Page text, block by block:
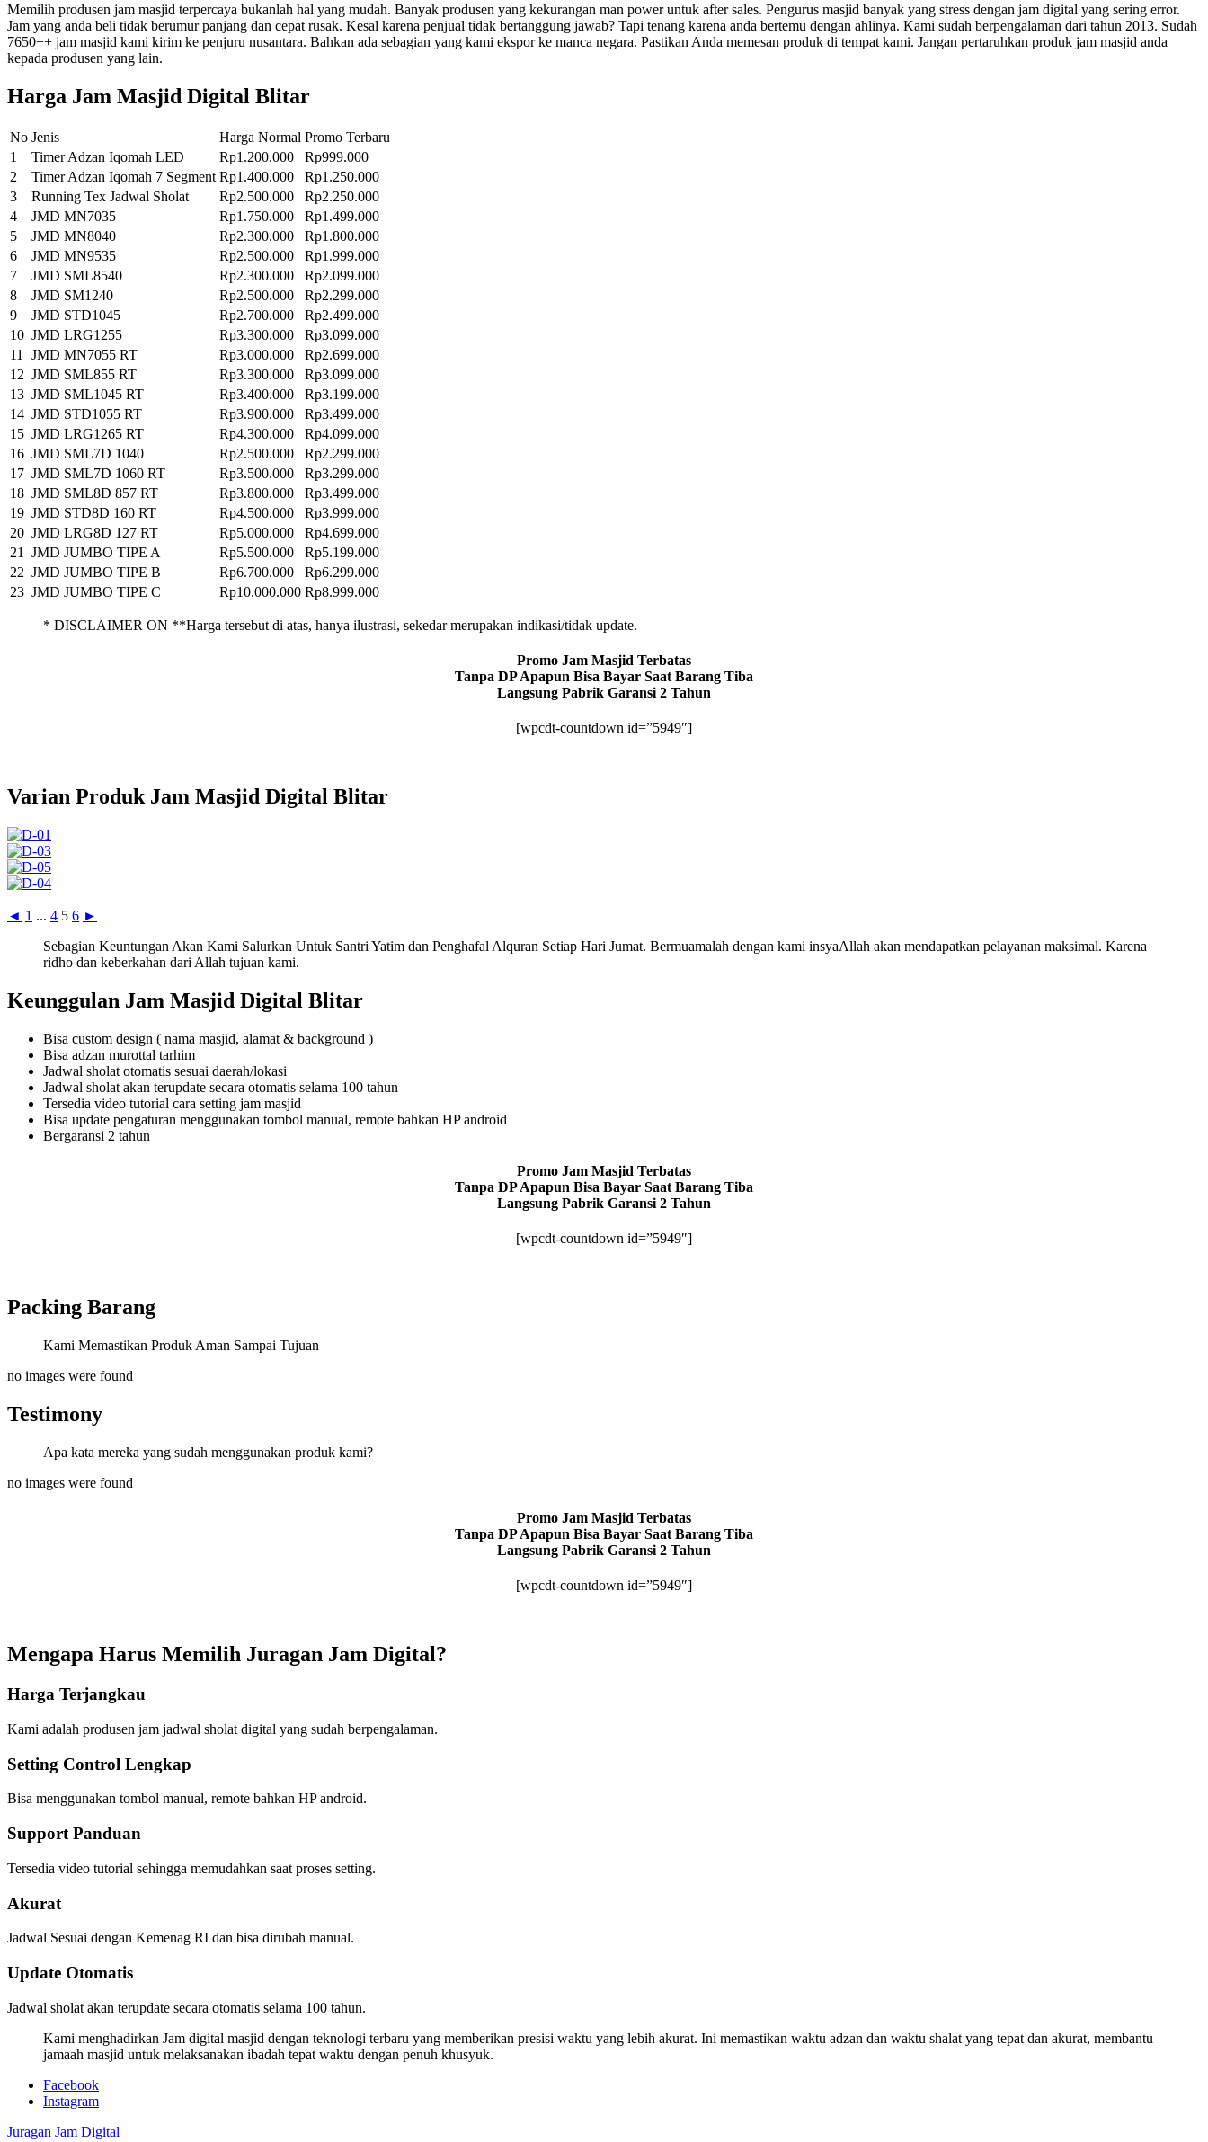
Memilih produsen jam masjid terpercaya bukanlah hal yang mudah. Banyak produsen yang kekurangan man power untuk after sales. Pengurus masjid banyak yang stress dengan jam digital yang sering error.
Jam yang anda beli tidak berumur panjang dan cepat rusak. Kesal karena penjual tidak bertanggung jawab? Tapi tenang karena anda bertemu dengan ahlinya. Kami sudah berpengalaman dari tahun 2013. Sudah
7650++ jam masjid kami kirim ke penjuru nusantara. Bahkan ada sebagian yang kami ekspor ke manca negara. Pastikan Anda memesan produk di tempat kami. Jangan pertaruhkan produk jam masjid anda
kepada produsen yang lain.
Harga Jam Masjid Digital Blitar
No Jenis Harga Normal Promo Terbaru
1
Timer Adzan Iqomah LED Rp1.200.000
Rp999.000
2
Timer Adzan Iqomah 7 Segment Rp1.400.000
Rp1.250.000
3
Running Tex Jadwal Sholat Rp2.500.000
Rp2.250.000
4
JMD MN7035 Rp1.750.000
Rp1.499.000
5
JMD MN8040 Rp2.300.000
Rp1.800.000
6
JMD MN9535 Rp2.500.000
Rp1.999.000
7
JMD SML8540 Rp2.300.000
Rp2.099.000
8
JMD SM1240 Rp2.500.000
Rp2.299.000
9
JMD STD1045 Rp2.700.000
Rp2.499.000
10 JMD LRG1255 Rp3.300.000
Rp3.099.000
11
JMD MN7055 RT Rp3.000.000
Rp2.699.000
12 JMD SML855 RT Rp3.300.000
Rp3.099.000
13 JMD SML1045 RT Rp3.400.000
Rp3.199.000
14 JMD STD1055 RT Rp3.900.000
Rp3.499.000
15 JMD LRG1265 RT Rp4.300.000
Rp4.099.000
16 JMD SML7D 1040 Rp2.500.000
Rp2.299.000
17 JMD SML7D 1060 RT Rp3.500.000
Rp3.299.000
18 JMD SML8D 857 RT Rp3.800.000
Rp3.499.000
19 JMD STD8D 160 RT Rp4.500.000
Rp3.999.000
20 JMD LRG8D 127 RT Rp5.000.000
Rp4.699.000
21
JMD JUMBO TIPE A Rp5.500.000
Rp5.199.000
22 JMD JUMBO TIPE B Rp6.700.000
Rp6.299.000
23 JMD JUMBO TIPE C Rp10.000.000 Rp8.999.000
* DISCLAIMER ON **Harga tersebut di atas, hanya ilustrasi, sekedar merupakan indikasi/tidak update.
Promo Jam Masjid Terbatas
Tanpa DP Apapun Bisa Bayar Saat Barang Tiba
Langsung Pabrik Garansi 2 Tahun
[wpcdt-countdown id=”5949″]
Varian Produk Jam Masjid Digital Blitar
◄ 1 ... 4 5 6 ►
Sebagian Keuntungan Akan Kami Salurkan Untuk Santri Yatim dan Penghafal Alquran Setiap Hari Jumat. Bermuamalah dengan kami insyaAllah akan mendapatkan pelayanan maksimal. Karena
ridho dan keberkahan dari Allah tujuan kami.
Keunggulan Jam Masjid Digital Blitar
Bisa custom design ( nama masjid, alamat & background )
Bisa adzan murottal tarhim
Jadwal sholat otomatis sesuai daerah/lokasi
Jadwal sholat akan terupdate secara otomatis selama 100 tahun
Tersedia video tutorial cara setting jam masjid
Bisa update pengaturan menggunakan tombol manual, remote bahkan HP android
Bergaransi 2 tahun
Promo Jam Masjid Terbatas
Tanpa DP Apapun Bisa Bayar Saat Barang Tiba
Langsung Pabrik Garansi 2 Tahun
[wpcdt-countdown id=”5949″]
Packing Barang
Kami Memastikan Produk Aman Sampai Tujuan
no images were found
Testimony
Apa kata mereka yang sudah menggunakan produk kami?
no images were found
Promo Jam Masjid Terbatas
Tanpa DP Apapun Bisa Bayar Saat Barang Tiba
Langsung Pabrik Garansi 2 Tahun
[wpcdt-countdown id=”5949″]
Mengapa Harus Memilih Juragan Jam Digital?
Harga Terjangkau
Kami adalah produsen jam jadwal sholat digital yang sudah berpengalaman.
Setting Control Lengkap
Bisa menggunakan tombol manual, remote bahkan HP android.
Support Panduan
Tersedia video tutorial sehingga memudahkan saat proses setting.
Akurat
Jadwal Sesuai dengan Kemenag RI dan bisa dirubah manual.
Update Otomatis
Jadwal sholat akan terupdate secara otomatis selama 100 tahun.
Kami menghadirkan Jam digital masjid dengan teknologi terbaru yang memberikan presisi waktu yang lebih akurat. Ini memastikan waktu adzan dan waktu shalat yang tepat dan akurat, membantu
jamaah masjid untuk melaksanakan ibadah tepat waktu dengan penuh khusyuk.
Facebook
Instagram
Juragan Jam Digital